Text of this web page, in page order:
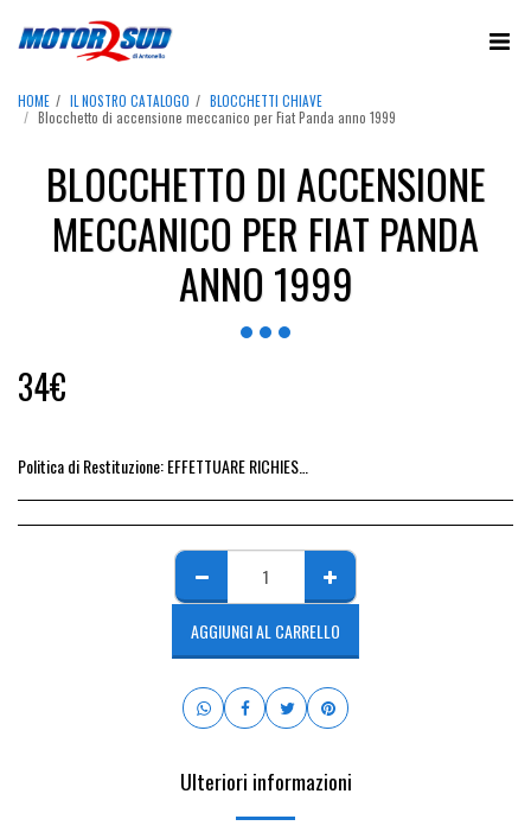
HOME IL NOSTRO CATALOGO
BLOCCHETTI CHIAVE
Blocchetto di accensione meccanico per Fiat Panda anno 1999
BLOCCHETTO DI ACCENSIONE
MECCANICO PER FIAT PANDA
ANNO 1999
34€
Politica di Restituzione:EFFETTUARE RICHIESTA DI RESO ENTRO 14 GIORNI DALL&#039;ACQUISTO DEL RICAMBIO, IL RIMBORSO VIENE EMESSO ALLA CONSEGNA DEL RICAMBIO IN SEDE.
AGGIUNGI AL CARRELLO
Ulteriori informazioni